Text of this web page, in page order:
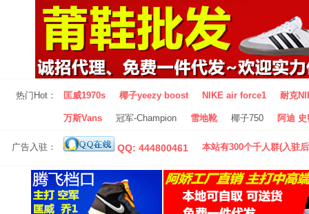
热门Hot： 匡威1970s 椰子yeezy boost NIKE air force1 耐克
万斯Vans 冠军-Champion 雪地靴 椰子750 阿迪
广告入驻： QQ: 444800461 本站有300个千人群(入驻